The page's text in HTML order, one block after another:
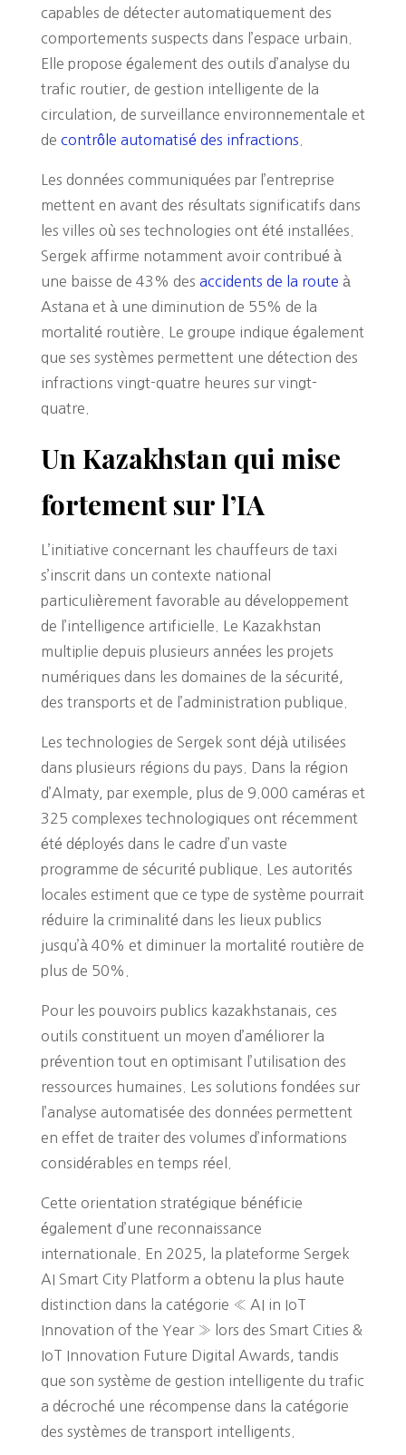
capables de détecter automatiquement des
comportements suspects dans l’espace urbain.
Elle propose également des outils d’analyse du
trafic routier, de gestion intelligente de la
circulation, de surveillance environnementale et
de contrôle automatisé des infractions
Les données communiquées par l’entreprise
mettent en avant des résultats significatifs dans
les villes où ses technologies ont été installées.
Sergek affirme notamment avoir contribué à
une baisse de 43% des accidents de la route à
Astana et à une diminution de 55% de la
mortalité routière. Le groupe indique également
que ses systèmes permettent une détection des
infractions vingt-quatre heures sur vingt-
quatre.
Un Kazakhstan qui mise
fortement sur l’IA
L’initiative concernant les chauffeurs de taxi
s’inscrit dans un contexte national
particulièrement favorable au développement
de l’intelligence artificielle. Le Kazakhstan
multiplie depuis plusieurs années les projets
numériques dans les domaines de la sécurité,
des transports et de l’administration publique.
Les technologies de Sergek sont déjà utilisées
dans plusieurs régions du pays. Dans la région
d’Almaty, par exemple, plus de 9.000 caméras et
325 complexes technologiques ont récemment
été déployés dans le cadre d’un vaste
programme de sécurité publique. Les autorités
locales estiment que ce type de système pourrait
réduire la criminalité dans les lieux publics
jusqu’à 40% et diminuer la mortalité routière de
plus de 50%.
Pour les pouvoirs publics kazakhstanais, ces
outils constituent un moyen d’améliorer la
prévention tout en optimisant l’utilisation des
ressources humaines. Les solutions fondées sur
l’analyse automatisée des données permettent
en effet de traiter des volumes d’informations
considérables en temps réel.
Cette orientation stratégique bénéficie
également d’une reconnaissance
internationale. En 2025, la plateforme Sergek
AI Smart City Platform a obtenu la plus haute
distinction dans la catégorie « AI in IoT
Innovation of the Year » lors des Smart Cities &
IoT Innovation Future Digital Awards, tandis
que son système de gestion intelligente du trafic
a décroché une récompense dans la catégorie
des systèmes de transport intelligents.